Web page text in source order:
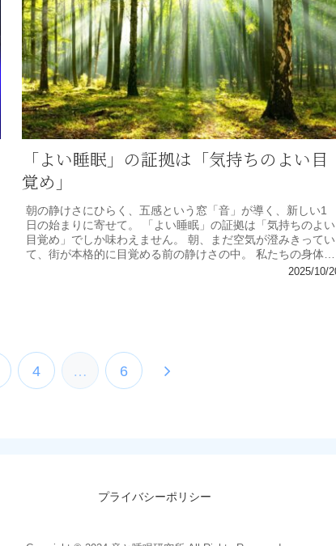
「よい睡眠」の証拠は「気持ちのよい目
覚め」
朝の静けさにひらく、五感という窓「音」が導く、新しい1
日の始まりに寄せて。 「よい睡眠」の証拠は「気持ちのよい
目覚め」でしか味わえません。 朝、まだ空気が澄みきってい
て、街が本格的に目覚める前の静けさの中。 私たちの身体も
2025/10/
4 … 6
次
プライバシーポリシー